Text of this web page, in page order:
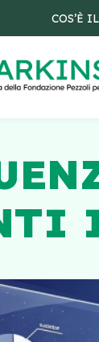
COS’È